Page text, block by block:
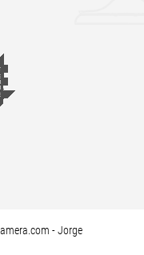
- Jorge